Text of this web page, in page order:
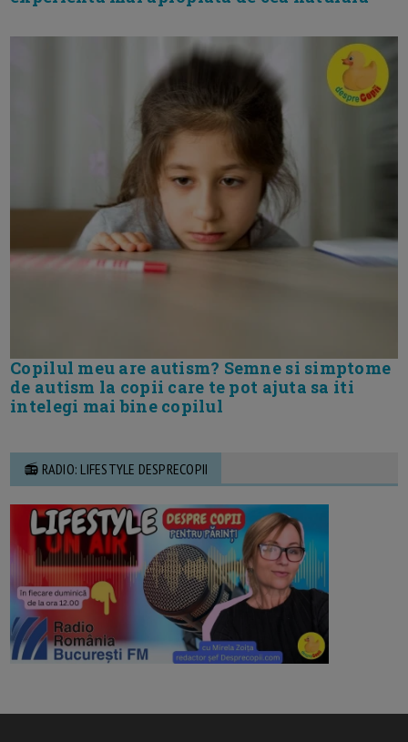
Copilul meu are autism? Semne si simptome
de autism la copii care te pot ajuta sa iti
intelegi mai bine copilul
📻 RADIO: LIFESTYLE DESPRECOPII